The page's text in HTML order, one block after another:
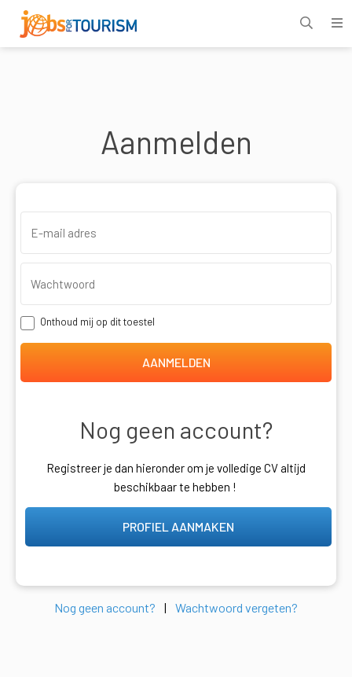
Aanmelden
Onthoud mij op dit toestel
AANMELDEN
Nog geen account?
Registreer je dan hieronder om je volledige CV altijd
beschikbaar te hebben !
PROFIEL AANMAKEN
Nog geen account? | Wachtwoord vergeten?